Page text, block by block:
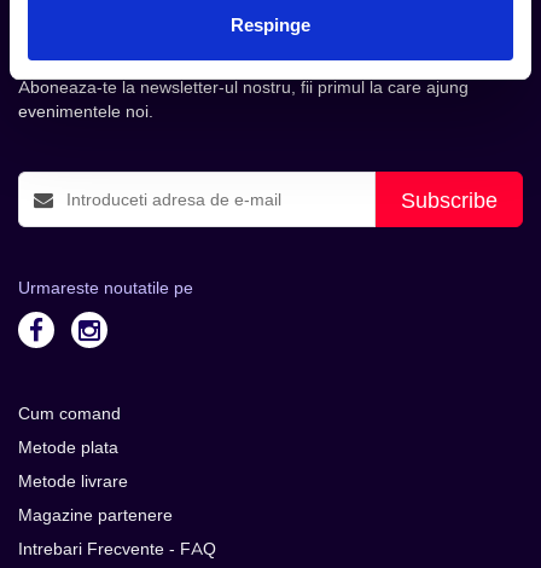
Respinge
Tot ce te intereseaza, direct in
Aboneaza-te la newsletter-ul nostru, fii primul la care ajung
evenimentele noi.
Subscribe
Urmareste noutatile pe
Cum comand
Metode plata
Metode livrare
Magazine partenere
Intrebari Frecvente - FAQ